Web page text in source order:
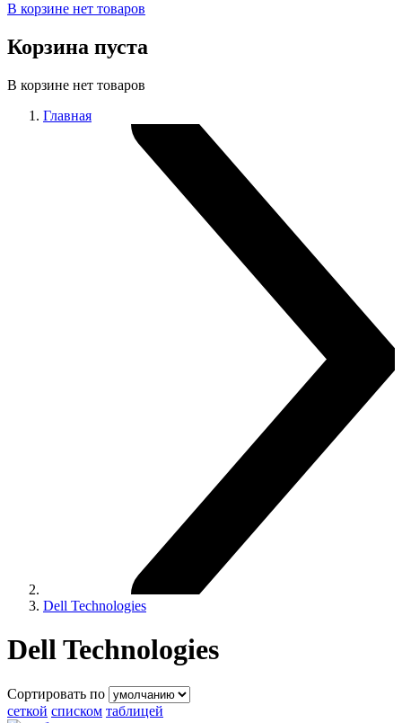
В корзине нет товаров
Корзина пуста
В корзине нет товаров
Главная
Dell Technologies
Dell Technologies
Сортировать по
сеткой списком таблицей